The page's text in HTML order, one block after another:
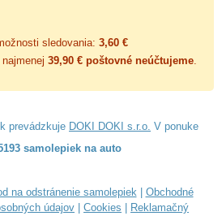
sledovania: 3,60 €
39,90 € poštovné neúčtujeme
prevádzkuje DOKI DOKI s.r.o. V ponuke
samolepiek na auto
na odstránenie samolepiek| Obchodné
údajov Cookies
Reklamačný